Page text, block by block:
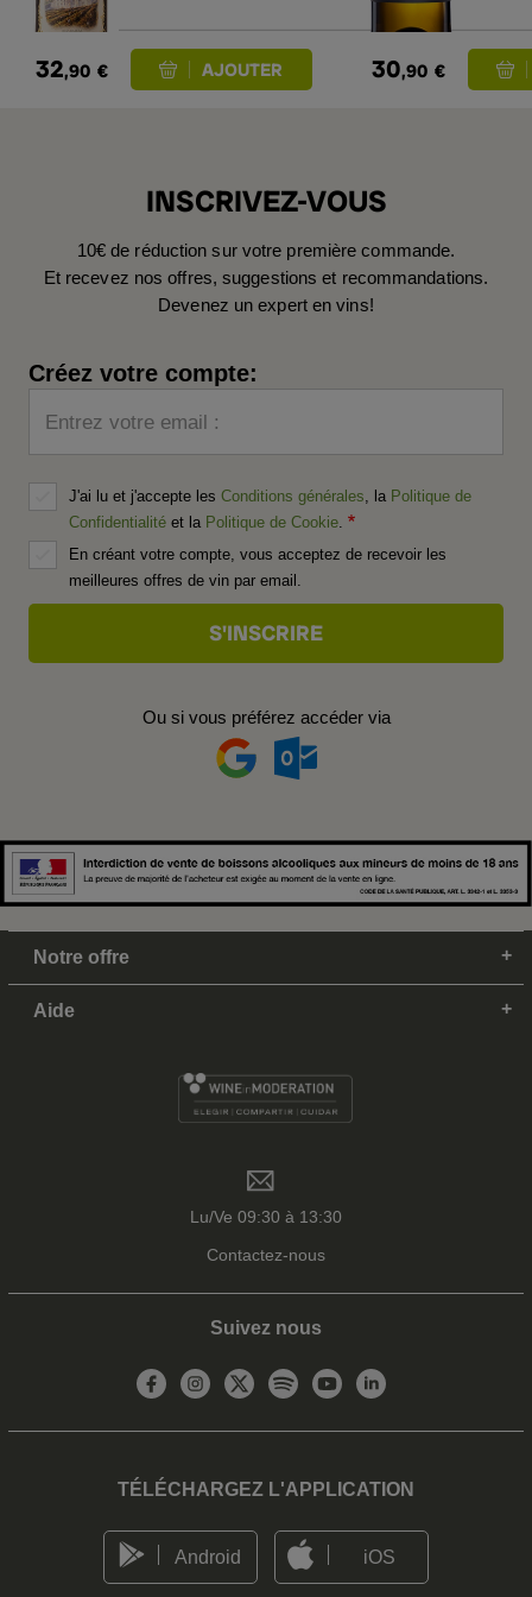
32,90 € 30,90 €
INSCRIVEZ-VOUS
10€ de réduction sur votre première commande.
Et recevez nos offres, suggestions et recommandations.
Devenez un expert en vins!
Créez votre compte:
Entrez votre email :
J'ai lu et j'accepte les Conditions générales , la Politique de
Confidentialité et la Politique de Cookie
En créant votre compte, vous acceptez de recevoir les
meilleures offres de vin par email.
Ou si vous préférez accéder via
Notre offre
Aide
Lu/Ve 09:30 à 13:30
Contactez-nous
Suivez nous
TÉLÉCHARGEZ L'APPLICATION
Android iOS